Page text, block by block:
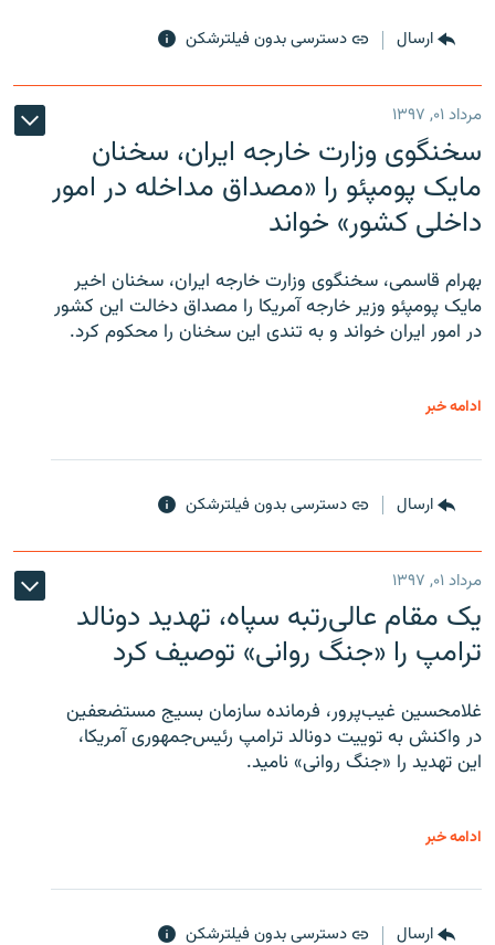
ارسال دسترسی بدون فیلترشکن
مرداد ۰۱, ۱۳۹۷
سخنگوی وزارت خارجه ایران، سخنان
مایک پومپئو را «مصداق مداخله در امور
داخلی کشور» خواند
بهرام قاسمی، سخنگوی وزارت خارجه ایران، سخنان اخیر
مایک پومپئو وزیر خارجه آمریکا را مصداق دخالت این کشور
در امور ایران خواند و به تندی این سخنان را محکوم کرد.
ادامه خبر
ارسال دسترسی بدون فیلترشکن
مرداد ۰۱, ۱۳۹۷
یک مقام عالی‌رتبه سپاه، تهدید دونالد
ترامپ را «جنگ روانی» توصیف کرد
غلامحسین غیب‌پرور، فرمانده سازمان بسیج مستضعفین
در واکنش به توییت دونالد ترامپ رئیس‌جمهوری آمریکا،
این تهدید را «جنگ روانی» نامید.
ادامه خبر
ارسال دسترسی بدون فیلترشکن